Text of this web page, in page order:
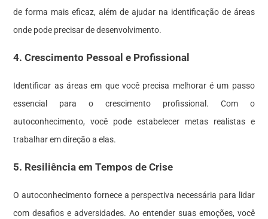
de forma mais eficaz, além de ajudar na identificação de áreas
onde pode precisar de desenvolvimento.
4. Crescimento Pessoal e Profissional
Identificar as áreas em que você precisa melhorar é um passo
essencial para o crescimento profissional. Com o
autoconhecimento, você pode estabelecer metas realistas e
trabalhar em direção a elas.
5. Resiliência em Tempos de Crise
O autoconhecimento fornece a perspectiva necessária para lidar
com desafios e adversidades. Ao entender suas emoções, você